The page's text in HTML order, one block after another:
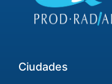
Ciudades